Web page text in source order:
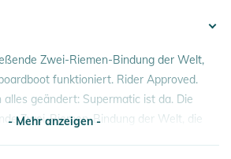
Zwei-Riemen-Bindung der Welt,
funktioniert. Rider Approved.
alles geändert: Supermatic ist da. Die
Zwei-Riemen-Bindung der Welt, die
- Mehr anzeigen -